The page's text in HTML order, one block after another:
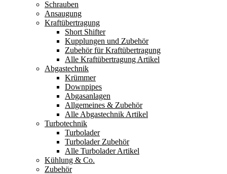
Schrauben
Ansaugung
Kraftübertragung
Short Shifter
Kupplungen und Zubehör
Zubehör für Kraftübertragung
Alle Kraftübertragung Artikel
Abgastechnik
Krümmer
Downpipes
Abgasanlagen
Allgemeines & Zubehör
Alle Abgastechnik Artikel
Turbotechnik
Turbolader
Turbolader Zubehör
Alle Turbolader Artikel
Kühlung & Co.
Zubehör